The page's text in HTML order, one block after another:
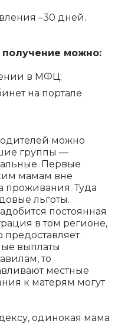
–30 дней.
можно:
в МФЦ;
на портале
можно
группы —
Первые
мамам вне
проживания. Туда
льготы.
постоянная
в том регионе,
предоставляет
выплаты
то
местные
к матерям могут
одинокая мама